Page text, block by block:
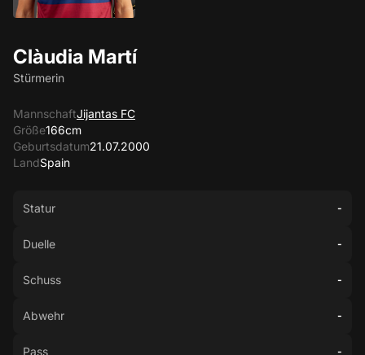
Clàudia Martí
Stürmerin
MannschaftJijantas FC
Größe166cm
Geburtsdatum21.07.2000
LandSpain
Statur -
Duelle -
Schuss -
Abwehr -
Pass -